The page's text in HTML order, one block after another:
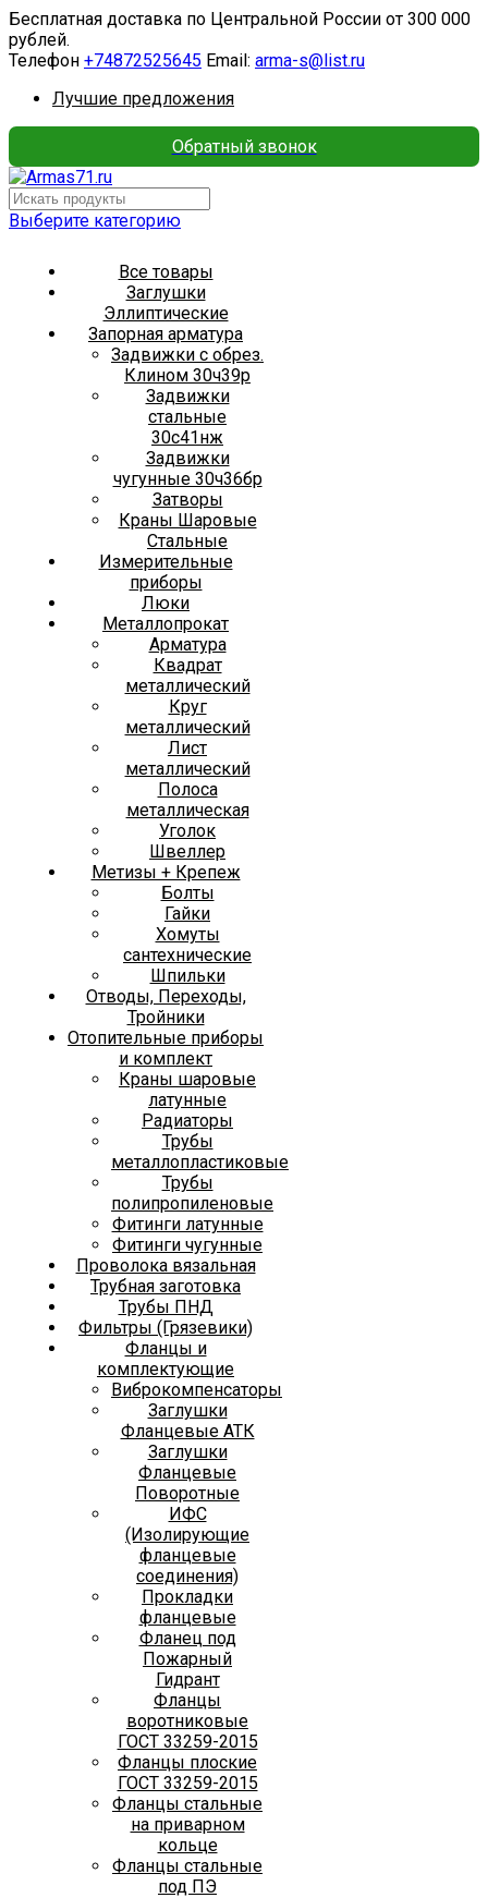
Бесплатная доставка по Центральной России от 300 000
рублей.
Телефон +74872525645 Email: arma-s@list.ru
Лучшие предложения
Обратный звонок
Выберите категорию
Все товары
Заглушки
Эллиптические
Запорная арматура
Задвижки с обрез.
Клином 30ч39р
Задвижки
стальные
30с41нж
Задвижки
чугунные 30ч36бр
Затворы
Краны Шаровые
Стальные
Измерительные
приборы
Люки
Металлопрокат
Арматура
Квадрат
металлический
Круг
металлический
Лист
металлический
Полоса
металлическая
Уголок
Швеллер
Метизы + Крепеж
Болты
Гайки
Хомуты
сантехнические
Шпильки
Отводы, Переходы,
Тройники
Отопительные приборы
и комплект
Краны шаровые
латунные
Радиаторы
Трубы
металлопластиковые
Трубы
полипропиленовые
Фитинги латунные
Фитинги чугунные
Проволока вязальная
Трубная заготовка
Трубы ПНД
Фильтры (Грязевики)
Фланцы и
комплектующие
Виброкомпенсаторы
Заглушки
Фланцевые АТК
Заглушки
Фланцевые
Поворотные
ИФС
(Изолирующие
фланцевые
соединения)
Прокладки
фланцевые
Фланец под
Пожарный
Гидрант
Фланцы
воротниковые
ГОСТ 33259-2015
Фланцы плоские
ГОСТ 33259-2015
Фланцы стальные
на приварном
кольце
Фланцы стальные
под ПЭ